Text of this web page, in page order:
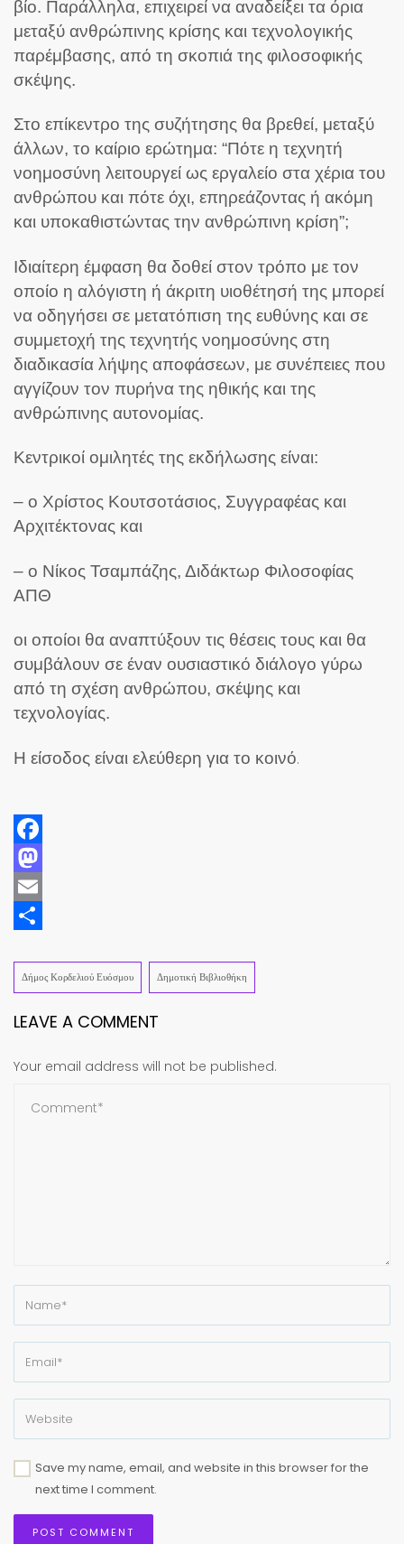
βίο. Παράλληλα, επιχειρεί να αναδείξει τα όρια
μεταξύ ανθρώπινης κρίσης και τεχνολογικής
παρέμβασης, από τη σκοπιά της φιλοσοφικής
σκέψης.
Στο επίκεντρο της συζήτησης θα βρεθεί, μεταξύ
άλλων, το καίριο ερώτημα: “Πότε η τεχνητή
νοημοσύνη λειτουργεί ως εργαλείο στα χέρια του
ανθρώπου και πότε όχι, επηρεάζοντας ή ακόμη
και υποκαθιστώντας την ανθρώπινη κρίση”;
Ιδιαίτερη έμφαση θα δοθεί στον τρόπο με τον
οποίο η αλόγιστη ή άκριτη υιοθέτησή της μπορεί
να οδηγήσει σε μετατόπιση της ευθύνης και σε
συμμετοχή της τεχνητής νοημοσύνης στη
διαδικασία λήψης αποφάσεων, με συνέπειες που
αγγίζουν τον πυρήνα της ηθικής και της
ανθρώπινης αυτονομίας.
Κεντρικοί ομιλητές της εκδήλωσης είναι:
– ο Χρίστος Κουτσοτάσιος, Συγγραφέας και
Αρχιτέκτονας και
– ο Νίκος Τσαμπάζης, Διδάκτωρ Φιλοσοφίας
ΑΠΘ
οι οποίοι θα αναπτύξουν τις θέσεις τους και θα
συμβάλουν σε έναν ουσιαστικό διάλογο γύρω
από τη σχέση ανθρώπου, σκέψης και
τεχνολογίας.
Η είσοδος είναι ελεύθερη για το κοινό.
Facebook
Mastodon
Email
Δήμος Κορδελιού Ευόσμου Δημοτική Βιβλιοθήκη
LEAVE A COMMENT
Your email address will not be published.
Save my name, email, and website in this browser for the
next time I comment.